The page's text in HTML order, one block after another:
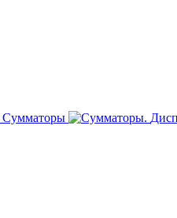
Сумматоры